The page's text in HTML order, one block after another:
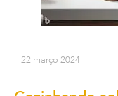
22 março 2024